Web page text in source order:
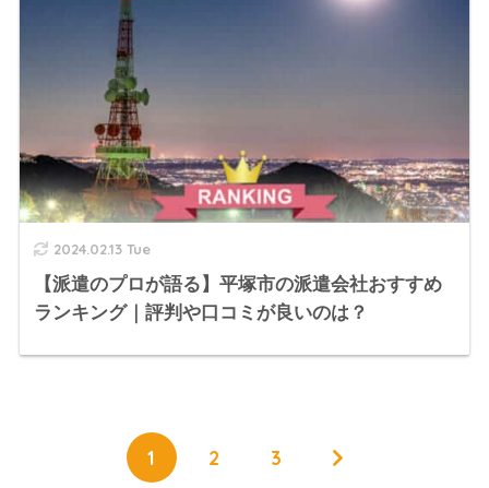
2024.02.13 Tue
【派遣のプロが語る】平塚市の派遣会社おすすめ
ランキング｜評判や口コミが良いのは？
1 2 3